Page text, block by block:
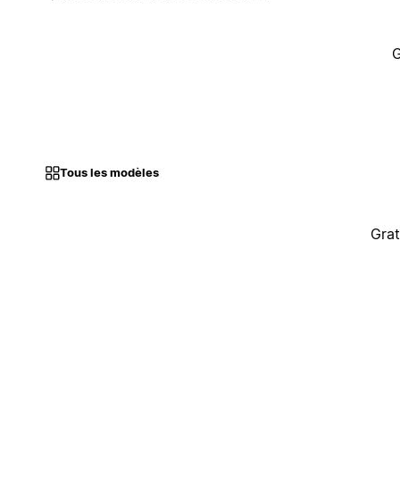
Tous les modèles